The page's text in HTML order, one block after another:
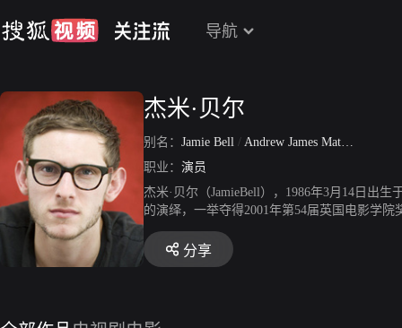
导航
杰米·贝尔
别名： Jamie Bell / Andrew James Matfin Bell
职业： 演员
杰米·贝尔（JamieBell），1986年3月14日出
的演绎，一举夺得2001年第54届英国电影学
分享